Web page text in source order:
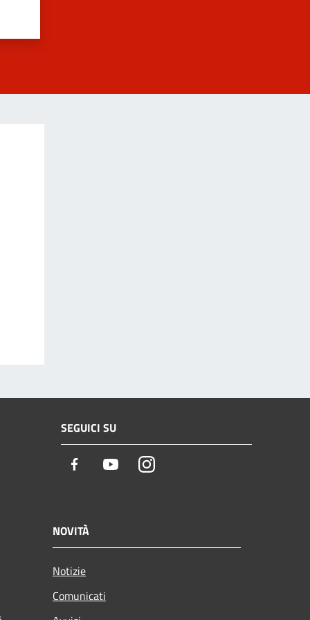
SEGUICI SU
Facebook YoutubeInstagram
NOVITÀ
Notizie
Comunicati